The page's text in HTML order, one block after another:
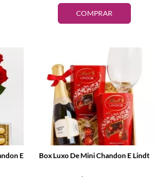
COMPRAR
E
Box Luxo De Mini Chandon E Lindt